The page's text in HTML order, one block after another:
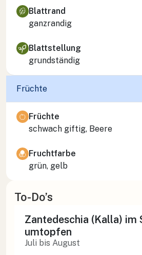
Blattrand
ganzrandig
Blattstellung
grundständig
Früchte
Früchte
schwach giftig, Beere
Fruchtfarbe
grün, gelb
To-Do’s
Zantedeschia (Kalla) im
umtopfen
Juli bis August